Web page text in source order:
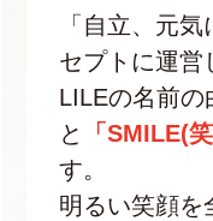
「自立、元
セプトに運営
LILEの名前の
と
「SMILE(笑
す。
明るい笑顔を